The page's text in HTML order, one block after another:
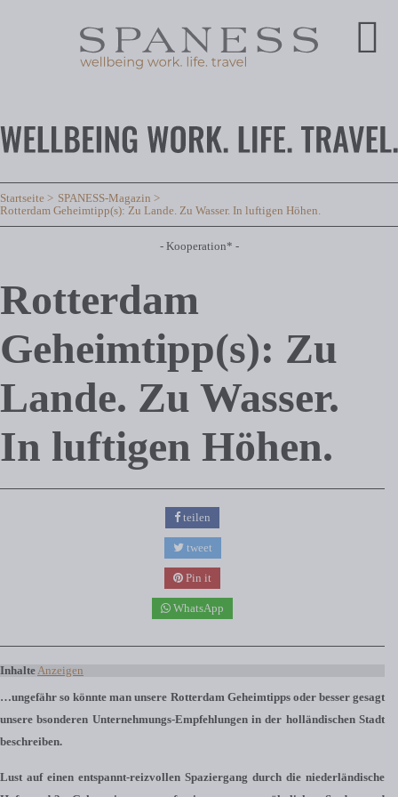
Startseite
SPANESS-Magazin
Rotterdam Geheimtipp(s): Zu Lande. Zu Wasser. In luftigen Höhen.
- Kooperation* -
Rotterdam
Geheimtipp(s): Zu
Lande. Zu Wasser.
In luftigen Höhen.
teilen
tweet
Pin it
WhatsApp
Inhalte Anzeigen
…ungefähr so könnte man unsere Rotterdam Geheimtipps oder besser gesagt
unsere bsonderen Unternehmungs-Empfehlungen in der holländischen Stadt
beschreiben.
Lust auf einen entspannt-reizvollen Spaziergang durch die niederländische